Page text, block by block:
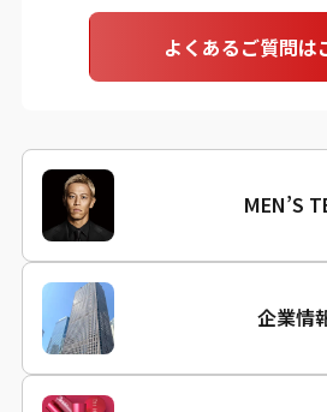
よくあるご質問は
MEN’S
企業情